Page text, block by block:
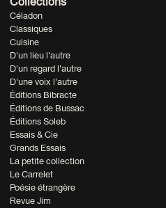
Céladon
Classiques
Cuisine
D'un lieu l'autre
D'un regard l'autre
D'une voix l'autre
Éditions Bibracte
Éditions de Bussac
Éditions Soleb
Essais & Cie
Grands Essais
La petite collection
Le Carrelet
Poésie étrangère
Revue Jim